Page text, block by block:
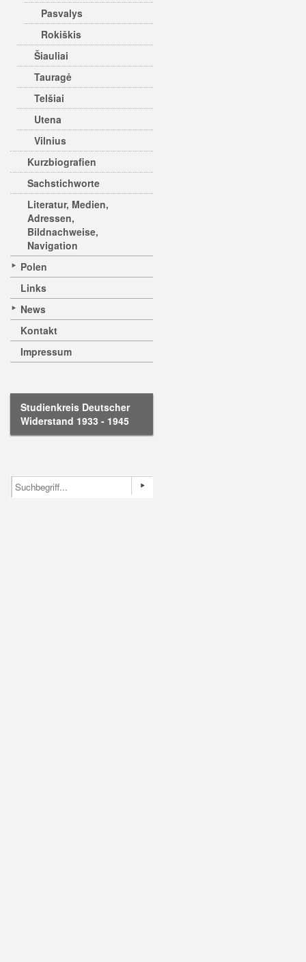
Pasvalys
Rokiškis
Šiauliai
Tauragė
Telšiai
Utena
Vilnius
Kurzbiografien
Sachstichworte
Literatur, Medien,
Adressen,
Bildnachweise,
Navigation
Polen
Links
News
Kontakt
Impressum
Studienkreis Deutscher
Widerstand 1933 - 1945